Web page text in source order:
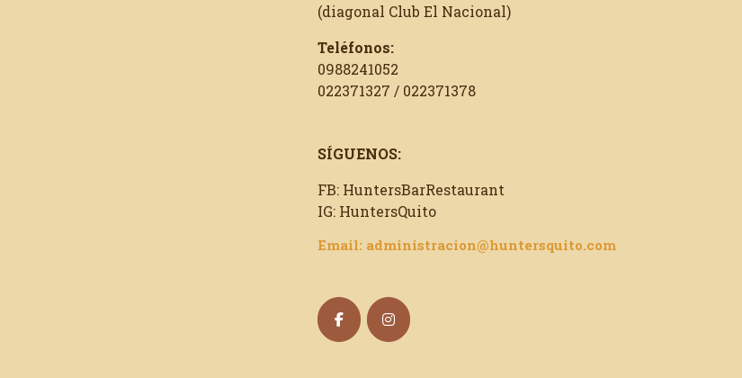
(diagonal Club El Nacional)
Teléfonos:
0988241052
022371327 / 022371378
SÍGUENOS:
FB: HuntersBarRestaurant
IG: HuntersQuito
Email: administracion@huntersquito.com